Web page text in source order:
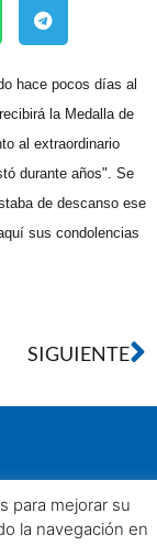
hace pocos días al
la Medalla de
al extraordinario
durante años". Se
de descanso ese
sus condolencias
SIGUIENTE
para mejorar su
la navegación en